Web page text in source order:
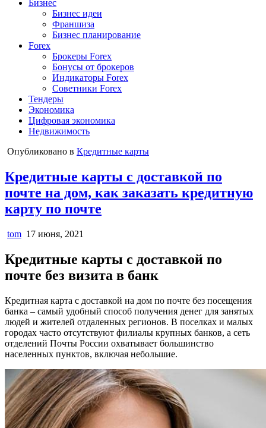
Бизнес
Бизнес идеи
Франшиза
Бизнес планирование
Forex
Брокеры Forex
Бонусы от брокеров
Индикаторы Forex
Советники Forex
Тендеры
Экономика
Цифровая экономика
Недвижимость
Опубликовано в Кредитные карты
Кредитные карты с доставкой по
почте на дом, как заказать кредитную
карту по почте
tom 17 июня, 2021
Кредитные карты с доставкой по
почте без визита в банк
Кредитная карта с доставкой на дом по почте без посещения
банка – самый удобный способ получения денег для занятых
людей и жителей отдаленных регионов. В поселках и малых
городах часто отсутствуют филиалы крупных банков, а сеть
отделений Почты России охватывает большинство
населенных пунктов, включая небольшие.